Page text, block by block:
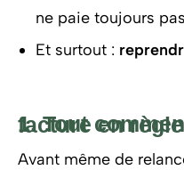
ne paie toujours pas
Et surtout :
1. Tout commence par… une facture en règle
Avant même de